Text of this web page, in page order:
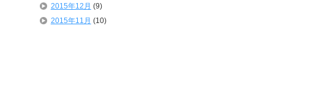
2015年12月 (9)
2015年11月 (10)